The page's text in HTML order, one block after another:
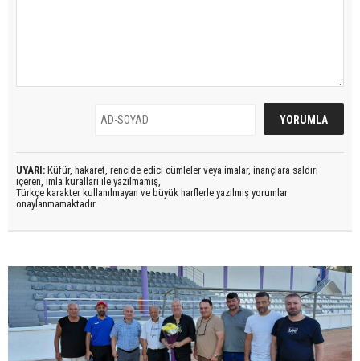
UYARI: Küfür, hakaret, rencide edici cümleler veya imalar, inançlara saldırı
içeren, imla kuralları ile yazılmamış,
Türkçe karakter kullanılmayan ve büyük harflerle yazılmış yorumlar
onaylanmamaktadır.